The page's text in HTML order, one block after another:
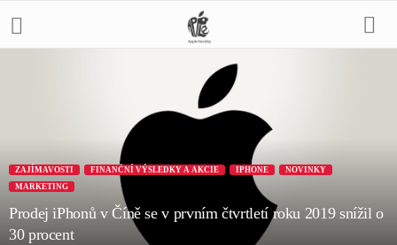
ZAJÍMAVOSTI FINANČNÍ VÝSLEDKY A AKCIE IPHONE
NOVINKY
MARKETING
Prodej iPhonů v Číně se v prvním čtvrtletí roku 2019 snížil o
30 procent